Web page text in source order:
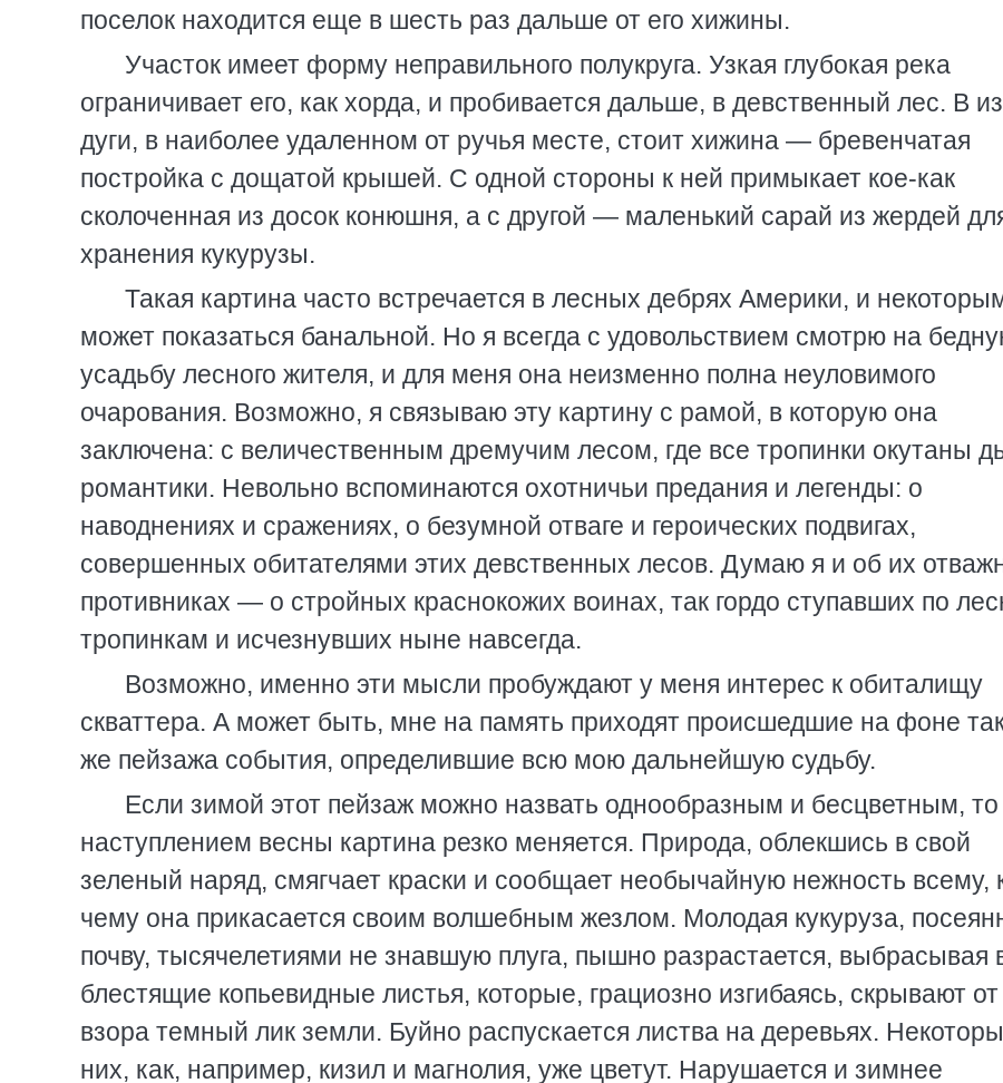
поселок находится еще в шесть раз дальше от его хижины.
Участок имеет форму неправильного полукруга. Узкая глубокая река
ограничивает его, как хорда, и пробивается дальше, в девственный лес. В
дуги, в наиболее удаленном от ручья месте, стоит хижина — бревенчатая
постройка с дощатой крышей. С одной стороны к ней примыкает кое-как
сколоченная из досок конюшня, а с другой — маленький сарай из жердей
хранения кукурузы.
Такая картина часто встречается в лесных дебрях Америки, и
может показаться банальной. Но я всегда с удовольствием смотрю на
усадьбу лесного жителя, и для меня она неизменно полна неуловимого
очарования. Возможно, я связываю эту картину с рамой, в которую она
заключена: с величественным дремучим лесом, где все тропинки окутаны
романтики. Невольно вспоминаются охотничьи предания и легенды: о
наводнениях и сражениях, о безумной отваге и героических подвигах,
совершенных обитателями этих девственных лесов. Думаю я и об их
противниках — о стройных краснокожих воинах, так гордо ступавших по
тропинкам и исчезнувших ныне навсегда.
Возможно, именно эти мысли пробуждают у меня интерес к обиталищу
скваттера. А может быть, мне на память приходят происшедшие на фоне
же пейзажа события, определившие всю мою дальнейшую судьбу.
Если зимой этот пейзаж можно назвать однообразным и бесцветным, то
наступлением весны картина резко меняется. Природа, облекшись в свой
зеленый наряд, смягчает краски и сообщает необычайную нежность всему,
чему она прикасается своим волшебным жезлом. Молодая кукуруза,
почву, тысячелетиями не знавшую плуга, пышно разрастается, выбрасывая
блестящие копьевидные листья, которые, грациозно изгибаясь, скрывают от
взора темный лик земли. Буйно распускается листва на деревьях.
них, как, например, кизил и магнолия, уже цветут. Нарушается и зимнее